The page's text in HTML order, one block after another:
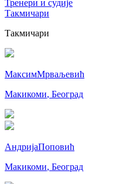
Тренери и судије
Такмичари
Такмичари
МаксимМрваљевић
Макикоми, Београд
АндријаПоповић
Макикоми, Београд